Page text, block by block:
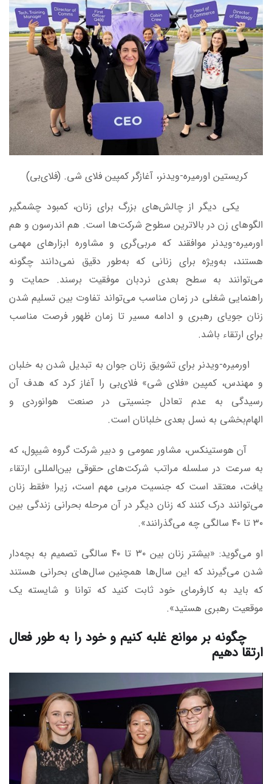
کریستین اورمیره-ویدنر، آغازگر کمپین فلای شی. (فلای‌بی)
یکی دیگر از چالش‌های بزرگ برای زنان، کمبود چشمگیر
الگوهای زن در بالاترین سطوح شرکت‌ها است. هم اندرسون و هم
اورمیره-ویدنر موافقند که مربی‌گری و مشاوره ابزارهای مهمی
هستند، به‌ویژه برای زنانی که به‌طور دقیق نمی‌دانند چگونه
می‌توانند به سطح بعدی نردبان موفقیت برسند. حمایت و
راهنمایی شغلی در زمان مناسب می‌تواند تفاوت بین تسلیم شدن
زنان جویای رهبری و ادامه مسیر تا زمان ظهور فرصت مناسب
برای ارتقاء باشد.
اورمیره-ویدنر برای تشویق زنان جوان به تبدیل شدن به خلبان
و مهندس، کمپین «فلای شی» فلای‌بی را آغاز کرد که هدف آن
رسیدگی به عدم تعادل جنسیتی در صنعت هوانوردی و
الهام‌بخشی به نسل بعدی خلبانان است.
آن هوستینکس، مشاور عمومی و دبیر شرکت گروه شیپول، که
به سرعت در سلسله مراتب شرکت‌های حقوقی بین‌المللی ارتقاء
یافت، معتقد است که جنسیت مربی مهم است، زیرا «فقط زنان
می‌توانند درک کنند که زنان دیگر در آن مرحله بحرانی زندگی بین
۳۰ تا ۴۰ سالگی چه می‌گذرانند».
او می‌گوید: «بیشتر زنان بین ۳۰ تا ۴۰ سالگی تصمیم به بچه‌دار
شدن می‌گیرند که این سال‌ها همچنین سال‌های بحرانی هستند
که باید به کارفرمای خود ثابت کنید که توانا و شایسته یک
موقعیت رهبری هستید».
چگونه بر موانع غلبه کنیم و خود را به طور فعال
ارتقا دهیم